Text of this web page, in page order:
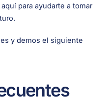
para ayudarte a tomar
y demos el siguiente